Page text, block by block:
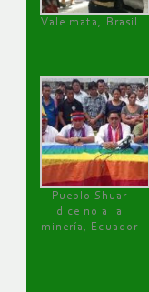
Vale mata, Brasil
Pueblo Shuar
dice no a la
minería, Ecuador